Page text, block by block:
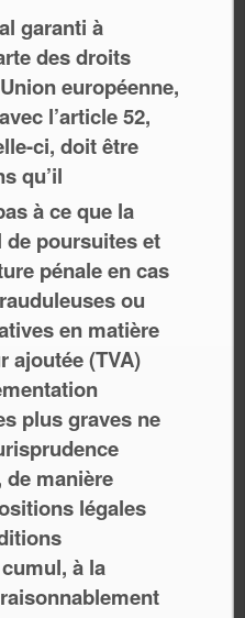
garanti à
des droits
européenne,
l’article 52,
ci, doit être
qu’il
à ce que la
poursuites et
pénale en cas
ou
en matière
ajoutée (TVA)
plus graves ne
manière
légales
à la